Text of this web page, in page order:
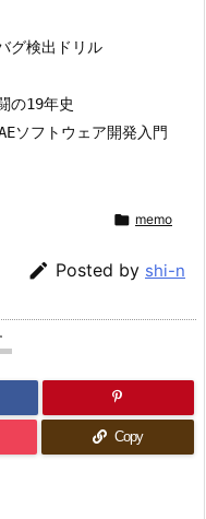
グ検出ドリル
の19年史
フトウェア開発入門
 memo
 Posted by shi-n
Copy